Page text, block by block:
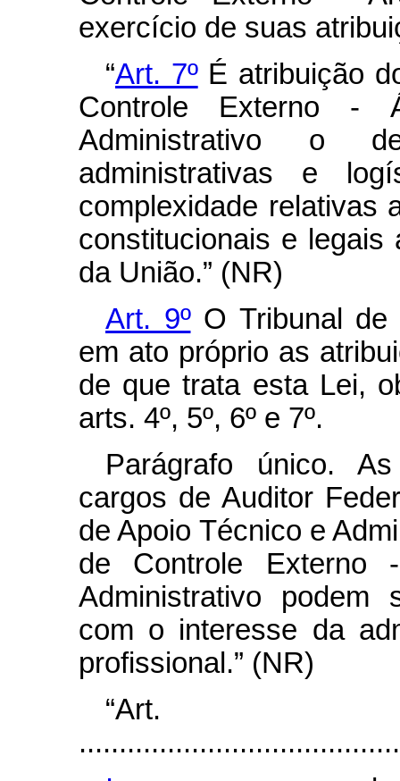
exercício de suas
“Art. 7ºÉ atribuição
Controle Externo -
Administrativo o
administrativas e
complexidade relativas
constitucionais e legais
da União.” (NR)
Art. 9ºO Tribunal de
em ato próprio as
de que trata esta Lei,
arts. 4º, 5º, 6º e 7º.
Parágrafo único.
cargos de Auditor
de Apoio Técnico e
de Controle
Administrativo podem
com o interesse da
profissional.” (NR)